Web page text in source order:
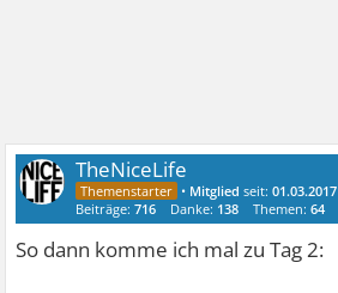
TheNiceLife
• Mitglied seit:01.03.2017
Beiträge:716 Danke: 138 Themen:64
So dann komme ich mal zu Tag 2: